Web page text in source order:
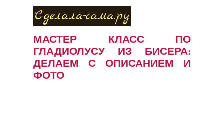
Сделала-сама.ру
МАСТЕР КЛАСС ПО
ГЛАДИОЛУСУ ИЗ БИСЕРА:
ДЕЛАЕМ С ОПИСАНИЕМ И
ФОТО